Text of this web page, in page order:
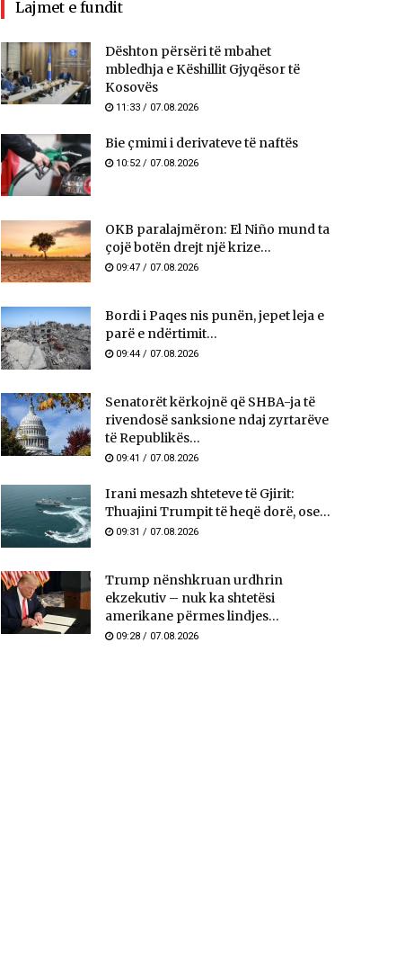
Lajmet e fundit
​Dështon përsëri të mbahet
mbledhja e Këshillit Gjyqësor të
Kosovës
11:33 / 07.08.2026
Bie çmimi i derivateve të naftës
10:52 / 07.08.2026
OKB paralajmëron: El Niño mund ta
çojë botën drejt një krize...
09:47 / 07.08.2026
Bordi i Paqes nis punën, jepet leja e
parë e ndërtimit...
09:44 / 07.08.2026
Senatorët kërkojnë që SHBA-ja të
rivendosë sanksione ndaj zyrtarëve
të Republikës...
09:41 / 07.08.2026
Irani mesazh shteteve të Gjirit:
Thuajini Trumpit të heqë dorë, ose...
09:31 / 07.08.2026
Trump nënshkruan urdhrin
ekzekutiv – nuk ka shtetësi
amerikane përmes lindjes...
09:28 / 07.08.2026